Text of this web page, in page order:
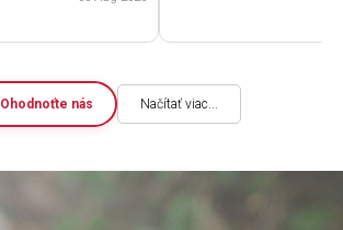
Ohodnoťte nás Načítať viac...